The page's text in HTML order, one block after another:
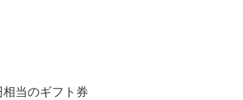
当のギフト券